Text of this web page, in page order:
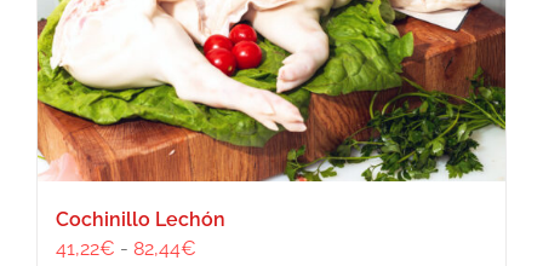
Cochinillo Lechón
41,22€ - 82,44€